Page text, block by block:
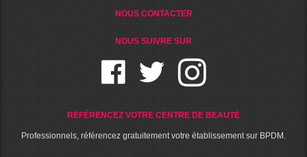
NOUS CONTACTER
NOUS SUIVRE SUR
RÉFÉRENCEZ VOTRE CENTRE DE BEAUTÉ
Professionnels, référencez gratuitement votre établissement sur BPDM.